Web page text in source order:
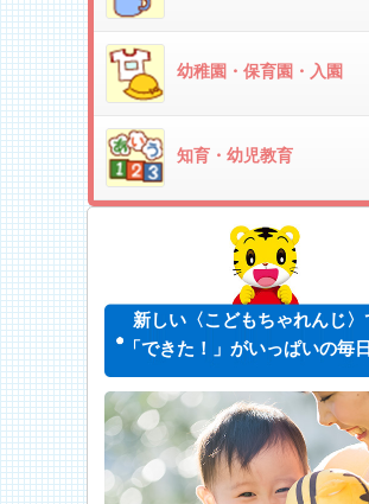
幼稚園・保育園・入園
知育・幼児教育
新しい〈こどもちゃれんじ〉
「できた！」がいっぱいの毎日